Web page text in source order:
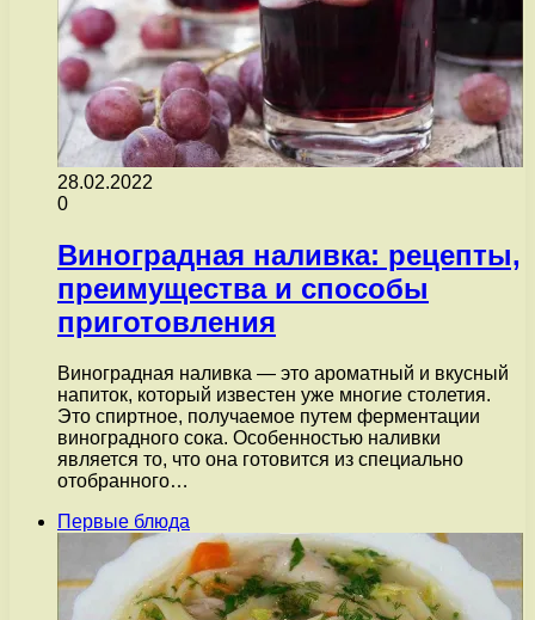
28.02.2022
0
Виноградная наливка: рецепты,
преимущества и способы
приготовления
Виноградная наливка — это ароматный и вкусный
напиток, который известен уже многие столетия.
Это спиртное, получаемое путем ферментации
виноградного сока. Особенностью наливки
является то, что она готовится из специально
отобранного…
Первые блюда